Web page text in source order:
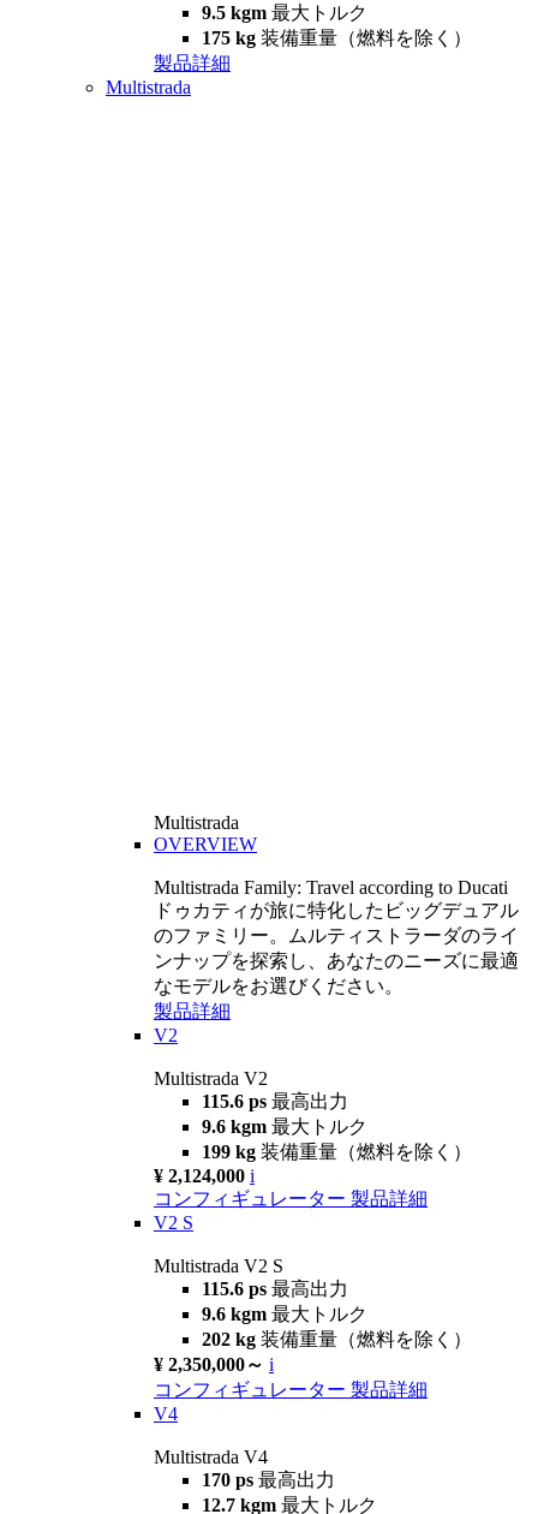
9.5 kgm 最大トルク
175 kg 装備重量（燃料を除く）
製品詳細
Multistrada
Multistrada
OVERVIEW
Multistrada Family: Travel according to Ducati
ドゥカティが旅に特化したビッグデュアル
のファミリー。ムルティストラーダのライ
ンナップを探索し、あなたのニーズに最適
なモデルをお選びください。
製品詳細
V2
Multistrada V2
115.6 ps 最高出力
9.6 kgm 最大トルク
199 kg 装備重量（燃料を除く）
¥ 2,124,000 i
コンフィギュレーター 製品詳細
V2 S
Multistrada V2 S
115.6 ps 最高出力
9.6 kgm 最大トルク
202 kg 装備重量（燃料を除く）
¥ 2,350,000～ i
コンフィギュレーター 製品詳細
V4
Multistrada V4
170 ps 最高出力
12.7 kgm 最大トルク